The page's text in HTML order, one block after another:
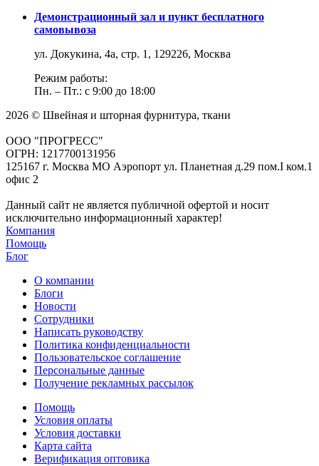
Демонстрационный зал и пункт бесплатного
самовывоза
ул. Докукина, 4а, стр. 1, 129226, Москва
Режим работы:
Пн. – Пт.: с 9:00 до 18:00
2026 © Швейная и шторная фурнитура, ткани
ООО "ПРОГРЕСС"
ОГРН: 1217700131956
125167 г. Москва МО Аэропорт ул. Планетная д.29 пом.I ком.1
офис 2
Данный сайт не является публичной офертой и носит
исключительно информационный характер!
Компания
Помощь
Блог
О компании
Блоги
Новости
Сотрудники
Написать руководству
Политика конфиденциальности
Пользовательское соглашение
Персональные данные
Получение рекламных рассылок
Помощь
Условия оплаты
Условия доставки
Карта сайта
Верификация оптовика